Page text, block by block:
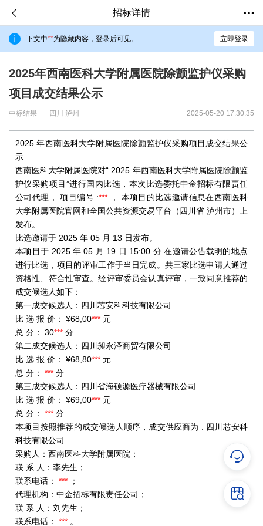
招标详情
下文中**为隐藏内容，登录后可见。 立即登录
2025年西南医科大学附属医院除颤监护仪采购
项目成交结果公示
中标结果 四川 泸州 2025-05-20 17:30:35
2025年西南医科大学附属医院除颤监护仪采购项目成交结果公
示
西南医科大学附属医院对“ 2025 年西南医科大学附属医院除颤监
护仪采购项目”进行国内比选，本次比选委托中金招标有限责任
公司代理，项目编号 :*** ， 本项目的比选邀请信息在西南医科
大学附属医院官网和全国公共资源交易平台（四川省 泸州市）上
发布。
比选邀请于 2025 年 05 月 13 日发布。
本项目于 2025 年05 月 19 日 15:00 分在邀请公告载明的地点
进行比选，项目的评审工作于当日完成。共三家比选申请人通过
资格性、符合性审查。经评审委员会认真评审，一致同意推荐的
成交候选人如下：
第一成交候选人：四川芯安科科技有限公司
比 选 报 价： ¥68,00*** 元
总 分： 30*** 分
第二成交候选人：四川昶永泽商贸有限公司
比 选 报 价： ¥68,80*** 元
总 分： *** 分
第三成交候选人：四川省海硕源医疗器械有限公司
比 选 报 价： ¥69,00*** 元
总 分： *** 分
本项目按照推荐的成交候选人顺序，成交供应商为 : 四川芯安科
科技有限公司
采购人：西南医科大学附属医院；
联 系 人：李先生；
联系电话： ***
；
代理机构：中金招标有限责任公司；
联 系 人：刘先生；
联系电话： *** 。